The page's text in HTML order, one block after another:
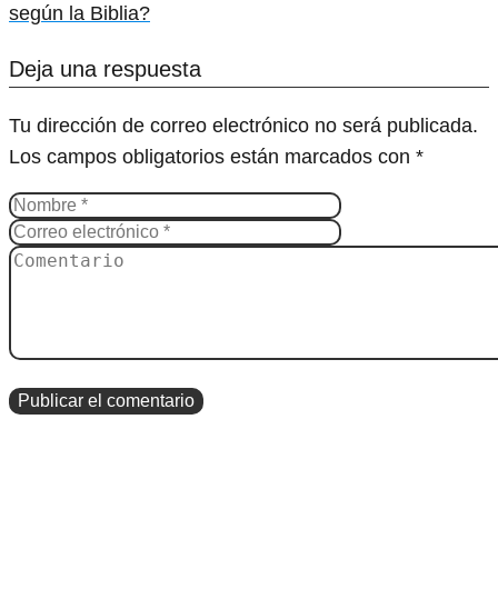
según la Biblia?
Deja una respuesta
Tu dirección de correo electrónico no será publicada.
Los campos obligatorios están marcados con *